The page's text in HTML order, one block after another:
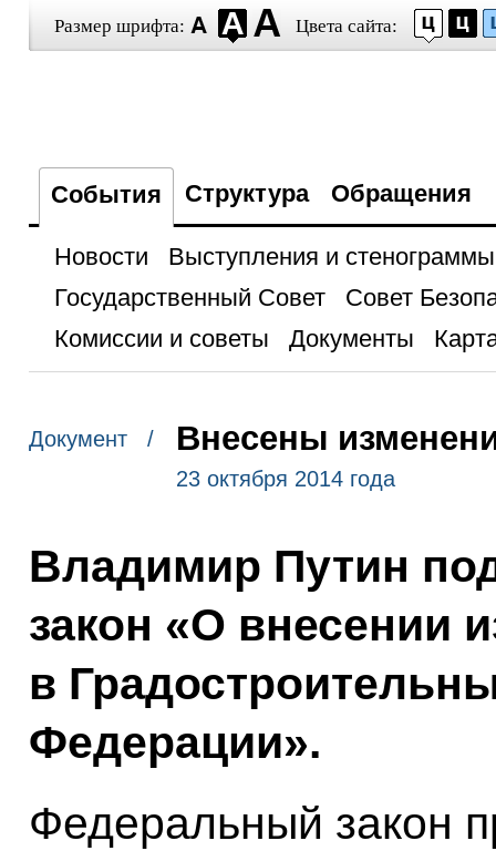
Размер шрифта: Цвета сайта:
События Структура Обращения
Новости
Выступления и стенограммы
Государственный Совет
Совет
Комиссии и советы
Документы
Документ / Внесены
23 октября 2014 года
Владимир Путин
закон «О внесении
в
Федерации».
Федеральный закон